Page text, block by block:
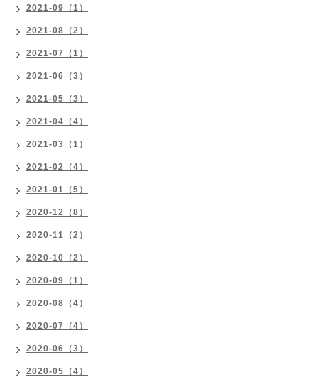
2021-09（1）
2021-08（2）
2021-07（1）
2021-06（3）
2021-05（3）
2021-04（4）
2021-03（1）
2021-02（4）
2021-01（5）
2020-12（8）
2020-11（2）
2020-10（2）
2020-09（1）
2020-08（4）
2020-07（4）
2020-06（3）
2020-05（4）